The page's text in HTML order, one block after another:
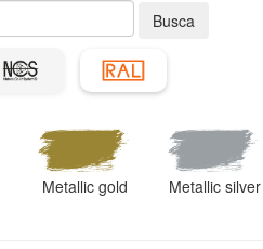
Busca
Metallic gold Metallic silver